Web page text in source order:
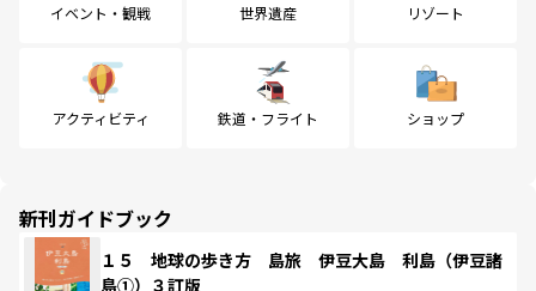
イベント・観戦 世界遺産 リゾート
アクティビティ 鉄道・フライト ショップ
新刊ガイドブック
１５ 地球の歩き方 島旅 伊豆大島 利島（伊豆諸
島①）３訂版